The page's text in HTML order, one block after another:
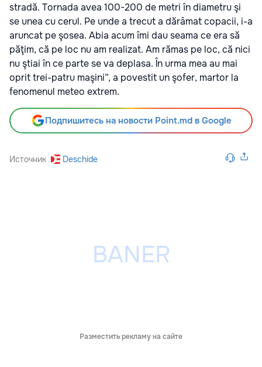
stradă. Tornada avea 100-200 de metri în diametru şi
se unea cu cerul. Pe unde a trecut a dărâmat copacii, i-a
aruncat pe şosea. Abia acum îmi dau seama ce era să
păţim, că pe loc nu am realizat. Am rămas pe loc, că nici
nu ştiai în ce parte se va deplasa. În urma mea au mai
oprit trei-patru maşini”, a povestit un şofer, martor la
fenomenul meteo extrem.
Подпишитесь на новости Point.md в Google
Источник Deschide
Разместить рекламу на сайте